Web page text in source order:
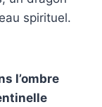
spirituel.
l’ombre